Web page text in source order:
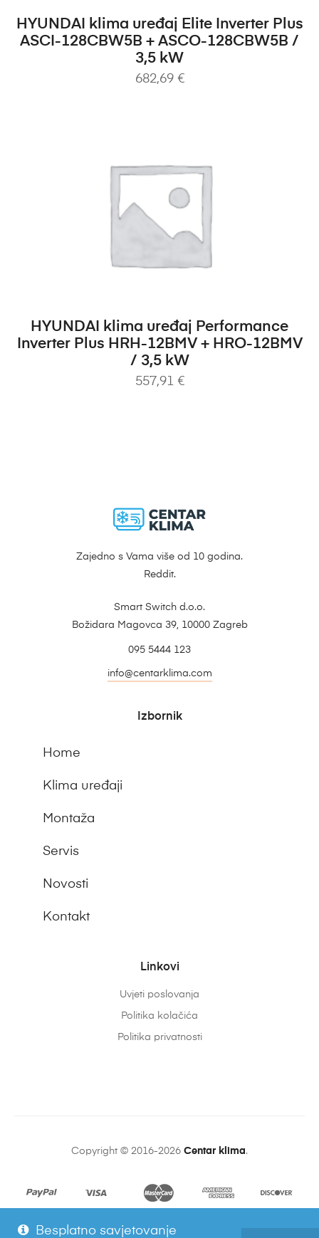
Besplatno savjetovanje
DODAJ U KOŠARICU
HYUNDAI klima uređaj Elite Inverter Plus
ASCI-128CBW5B + ASCO-128CBW5B /
3,5 kW
682,69 €
DODAJ U KOŠARICU
HYUNDAI klima uređaj Performance
Inverter Plus HRH-12BMV + HRO-12BMV
/ 3,5 kW
557,91 €
Zajedno s Vama više od 10 godina.
Reddit.
Smart Switch d.o.o.
Božidara Magovca 39, 10000 Zagreb
095 5444 123
info@centarklima.com
Izbornik
Home
Klima uređaji
Montaža
Servis
Novosti
Kontakt
Linkovi
Uvjeti poslovanja
Politika kolačića
Politika privatnosti
Copyright © 2016-2026 Centar klima.